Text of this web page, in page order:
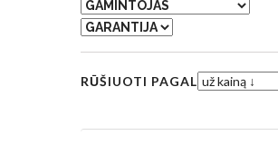
RŪŠIUOTI PAGAL